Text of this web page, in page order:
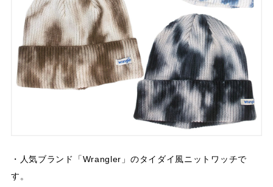
・人気ブランド「Wrangler」のタイダイ風ニットワッチで
す。